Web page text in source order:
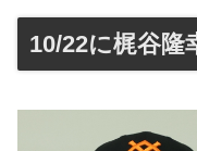
10/22に梶谷隆